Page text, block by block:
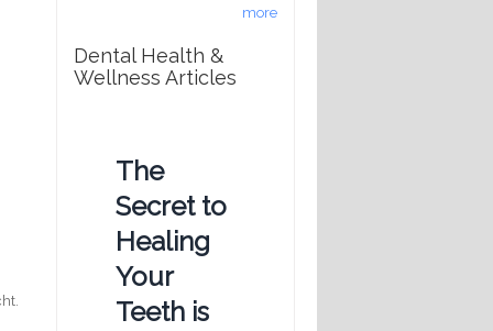
more
Dental Health &
Wellness Articles
The
Secret to
Healing
Your
Teeth is